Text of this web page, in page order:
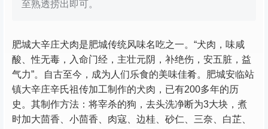
至熟透捞出即可。
肥城大辛庄犬肉是肥城传统风味名吃之一。“犬肉，味咸
酸、性无毒，入命门经，主壮元阴，补绝伤，安五脏，益
气力”。自古至今，成为人们乐食的美味佳肴。肥城安临站
镇大辛庄辛氏祖传加工制作的犬肉，已有200多年的历
史。其制作方法：将宰杀的狗，去头洗净断为3大块，煮
时加大茴香、小茴香、肉寇、边桂、砂仁、三奈、白芷、